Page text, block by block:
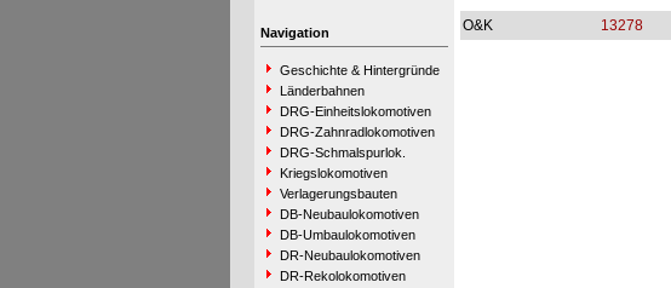
Navigation
Geschichte & Hintergründe
Länderbahnen
DRG-Einheitslokomotiven
DRG-Zahnradlokomotiven
DRG-Schmalspurlok.
Kriegslokomotiven
Verlagerungsbauten
DB-Neubaulokomotiven
DB-Umbaulokomotiven
DR-Neubaulokomotiven
DR-Rekolokomotiven
O&K 13278